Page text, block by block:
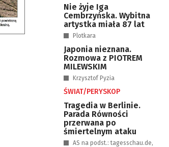
Nie żyje Iga
Cembrzyńska. Wybitna
artystka miała 87 lat
Plotkara
Japonia nieznana.
Rozmowa z PIOTREM
MILEWSKIM
Krzysztof Pyzia
ŚWIAT/PERYSKOP
Tragedia w Berlinie.
Parada Równości
przerwana po
śmiertelnym ataku
AS na podst.: tagesschau.de,